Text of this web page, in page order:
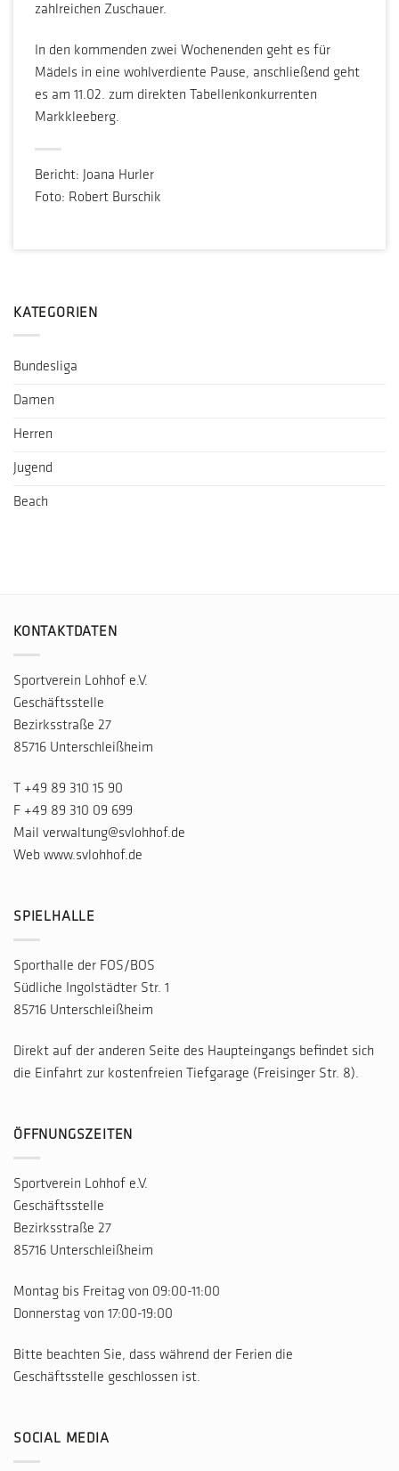
zahlreichen Zuschauer.
In den kommenden zwei Wochenenden geht es für
Mädels in eine wohlverdiente Pause, anschließend geht
es am 11.02. zum direkten Tabellenkonkurrenten
Markkleeberg.
Bericht: Joana Hurler
Foto: Robert Burschik
KATEGORIEN
Bundesliga
Damen
Herren
Jugend
Beach
KONTAKTDATEN
Sportverein Lohhof e.V.
Geschäftsstelle
Bezirksstraße 27
85716 Unterschleißheim
T +49 89 310 15 90
F +49 89 310 09 699
Mail verwaltung@svlohhof.de
Web www.svlohhof.de
SPIELHALLE
Sporthalle der FOS/BOS
Südliche Ingolstädter Str. 1
85716 Unterschleißheim
Direkt auf der anderen Seite des Haupteingangs befindet sich
die Einfahrt zur kostenfreien Tiefgarage (Freisinger Str. 8).
ÖFFNUNGSZEITEN
Sportverein Lohhof e.V.
Geschäftsstelle
Bezirksstraße 27
85716 Unterschleißheim
Montag bis Freitag von 09:00-11:00
Donnerstag von 17:00-19:00
Bitte beachten Sie, dass während der Ferien die
Geschäftsstelle geschlossen ist.
SOCIAL MEDIA